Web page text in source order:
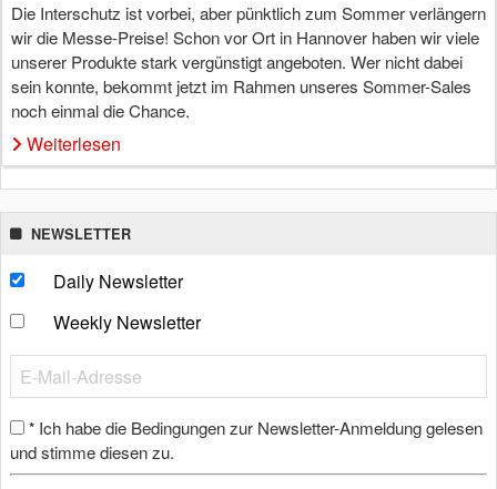
Die Interschutz ist vorbei, aber pünktlich zum Sommer verlängern
wir die Messe-Preise! Schon vor Ort in Hannover haben wir viele
unserer Produkte stark vergünstigt angeboten. Wer nicht dabei
sein konnte, bekommt jetzt im Rahmen unseres Sommer-Sales
noch einmal die Chance.
Weiterlesen
NEWSLETTER
Daily Newsletter
Weekly Newsletter
* Ich habe die Bedingungen zur Newsletter-Anmeldung gelesen
und stimme diesen zu.